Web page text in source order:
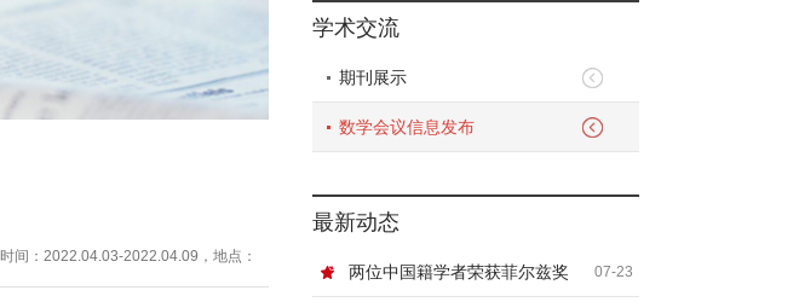
时间：2022.04.03-2022.04.09，地点：
学术交流
期刊展示
数学会议信息发布
最新动态
两位中国籍学者荣获菲尔兹奖 07-23